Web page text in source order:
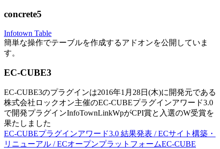
concrete5
Infotown Table
簡単な操作でテーブルを作成するアドオンを公開していま
す。
EC-CUBE3
EC-CUBE3のプラグインは2016年1月28日(木)に開発元である
株式会社ロックオン主催のEC-CUBEプラグインアワード3.0
で開発プラグインInfoTownLinkWpがCPI賞と入選のW受賞を
果たしました
EC-CUBEプラグインアワード3.0 結果発表 / ECサイト構築・
リニューアル / ECオープンプラットフォームEC-CUBE